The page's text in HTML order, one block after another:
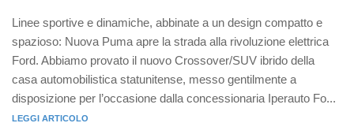
Linee sportive e dinamiche, abbinate a un design compatto e
spazioso: Nuova Puma apre la strada alla rivoluzione elettrica
Ford. Abbiamo provato il nuovo Crossover/SUV ibrido della
casa automobilistica statunitense, messo gentilmente a
disposizione per l’occasione dalla concessionaria Iperauto Fo...
LEGGI ARTICOLO